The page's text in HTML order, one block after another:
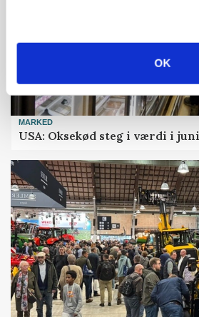
OK
MARKED
USA: Oksekød steg i værdi i